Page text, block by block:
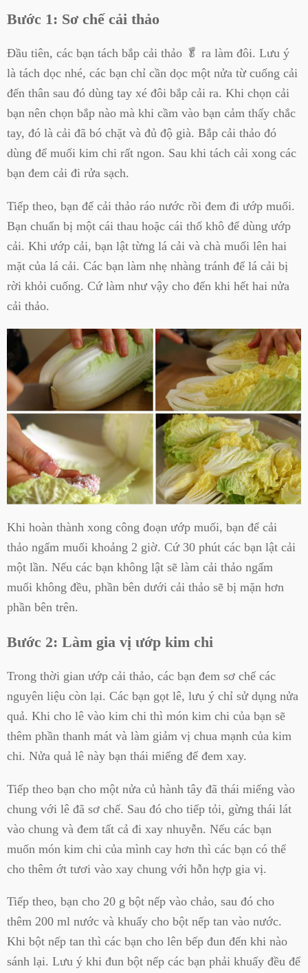
Bước 1: Sơ chế cải thảo
Đầu tiên, các bạn tách bắp cải thảo 🥬 ra làm đôi. Lưu ý
là tách dọc nhé, các bạn chỉ cần dọc một nửa từ cuống cải
đến thân sau đó dùng tay xé đôi bắp cải ra. Khi chọn cải
bạn nên chọn bắp nào mà khi cầm vào bạn cảm thấy chắc
tay, đó là cải đã bó chặt và đủ độ già. Bắp cải thảo đó
dùng để muối kim chi rất ngon. Sau khi tách cải xong các
bạn đem cải đi rửa sạch.
Tiếp theo, bạn để cải thảo ráo nước rồi đem đi ướp muối.
Bạn chuẩn bị một cái thau hoặc cái thố khô để dùng ướp
cải. Khi ướp cải, bạn lật từng lá cải và chà muối lên hai
mặt của lá cải. Các bạn làm nhẹ nhàng tránh để lá cải bị
rời khỏi cuống. Cứ làm như vậy cho đến khi hết hai nửa
cải thảo.
Khi hoàn thành xong công đoạn ướp muối, bạn để cải
thảo ngấm muối khoảng 2 giờ. Cứ 30 phút các bạn lật cải
một lần. Nếu các bạn không lật sẽ làm cải thảo ngấm
muối không đều, phần bên dưới cải thảo sẽ bị mặn hơn
phần bên trên.
Bước 2: Làm gia vị ướp kim chi
Trong thời gian ướp cải thảo, các bạn đem sơ chế các
nguyên liệu còn lại. Các bạn gọt lê, lưu ý chỉ sử dụng nửa
quả. Khi cho lê vào kim chi thì món kim chi của bạn sẽ
thêm phần thanh mát và làm giảm vị chua mạnh của kim
chi. Nửa quả lê này bạn thái miếng để đem xay.
Tiếp theo bạn cho một nửa củ hành tây đã thái miếng vào
chung với lê đã sơ chế. Sau đó cho tiếp tỏi, gừng thái lát
vào chung và đem tất cả đi xay nhuyễn. Nếu các bạn
muốn món kim chi của mình cay hơn thì các bạn có thể
cho thêm ớt tươi vào xay chung với hỗn hợp gia vị.
Tiếp theo, bạn cho 20 g bột nếp vào chảo, sau đó cho
thêm 200 ml nước và khuấy cho bột nếp tan vào nước.
Khi bột nếp tan thì các bạn cho lên bếp đun đến khi nào
sánh lại. Lưu ý khi đun bột nếp các bạn phải khuấy đều để